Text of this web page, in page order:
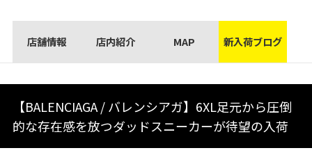
店舗情報 店内紹介 MAP 新入荷ブログ
【BALENCIAGA / バレンシアガ】6XL足元から圧倒
的な存在感を放つダッドスニーカーが待望の入荷